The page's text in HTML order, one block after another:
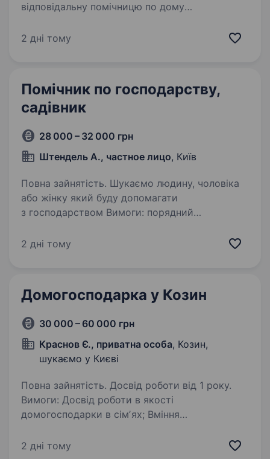
відповідальну помічницю по дому
чистоту, порядок і домашній комфорт, тому
2 дні тому
Помічник по господарству,
садівник
28 000 – 32 000 грн
Штендель А., частное лицо, Київ
Повна зайнятість. Шукаємо людину, чоловіка
або жінку який буду допомагати
з господарством Вимоги: порядний
садівництва буде плюсом або садівник. Умови
2 дні тому
Домогосподарка у Козин
30 000 – 60 000 грн
Краснов Є., приватна особа, Козин,
шукаємо у Києві
Повна зайнятість. Досвід роботи від 1 року.
Вимоги: Досвід роботи в якості
домогосподарки в сімʼях; Вміння
Акуратність та уважність в роботі;
2 дні тому